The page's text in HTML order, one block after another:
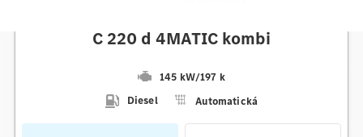
C 220 d 4MATIC kombi
145 kW/197 k
Diesel
Automatická